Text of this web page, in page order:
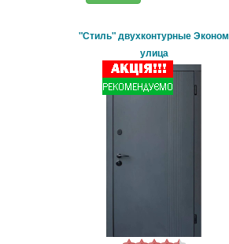
"Стиль" двухконтурные Эконом
улица